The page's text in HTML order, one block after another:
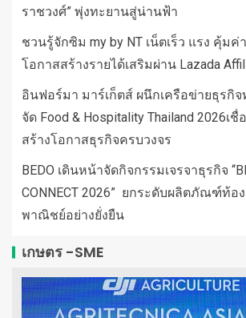
ราชวงศ์” พุ่งทะยานสู่น่านฟ้า
ชวนรู้จักซิม my by NT เน็ตเร็ว แรง คุ้ม
โอกาสสร้างรายได้เสริมผ่าน Lazada
อินฟอร์มา มาร์เก็ตส์ ผนึกเครือข่ายธุรกิจ
จัด Food & Hospitality Thailand 2026เ
สร้างโอกาสธุรกิจครบวงจร
BEDO เดินหน้าจัดกิจกรรมเจรจาธุรกิจ
CONNECT 2026” ยกระดับผลิตภัณฑ์ท้อ
พาณิชย์อย่างยั่งยืน
เกษตร -SME